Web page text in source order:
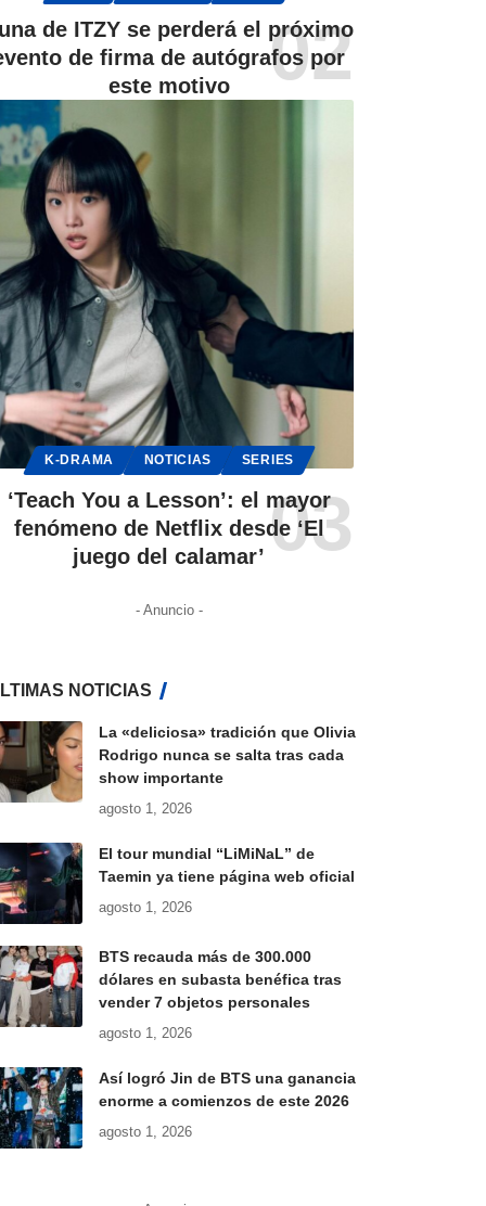
de ITZY se perderá el próximo
de firma de autógrafos por
este motivo
K-DRAMA NOTICIAS SERIES
‘Teach You a Lesson’: el mayor
fenómeno de Netflix desde ‘El
juego del calamar’
- Anuncio -
NOTICIAS
La «deliciosa» tradición que Olivia
Rodrigo nunca se salta tras cada
show importante
agosto 1, 2026
El tour mundial “LiMiNaL” de
Taemin ya tiene página web oficial
agosto 1, 2026
BTS recauda más de 300.000
dólares en subasta benéfica tras
vender 7 objetos personales
agosto 1, 2026
Así logró Jin de BTS una ganancia
enorme a comienzos de este 2026
agosto 1, 2026